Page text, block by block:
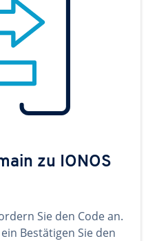
zu IONOS
Sie den Code an.
Bestätigen Sie den